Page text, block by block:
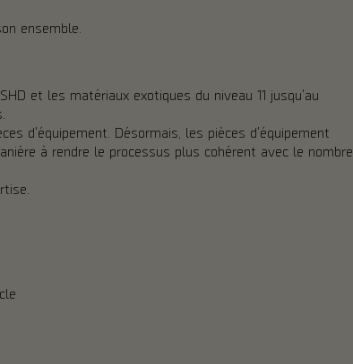
ensemble.
et les matériaux exotiques du niveau 11 jusqu'au
d'équipement. Désormais, les pièces d'équipement
à rendre le processus plus cohérent avec le nombre